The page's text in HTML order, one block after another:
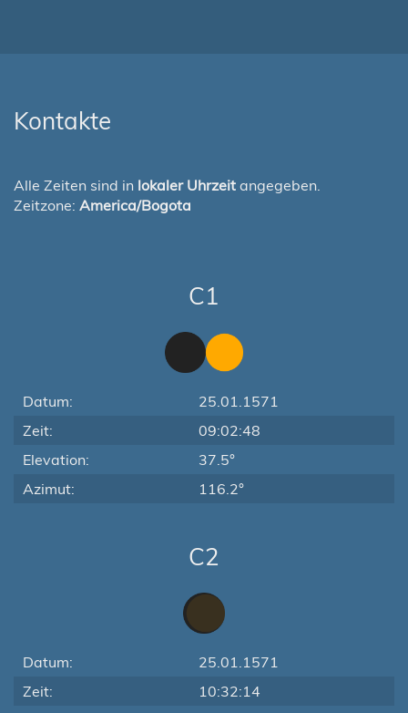
Kontakte
Alle Zeiten sind in lokaler Uhrzeit angegeben.
Zeitzone: America/Bogota
C1
Datum:
25.01.1571
Zeit:
09:02:48
Elevation:
37.5°
Azimut:
116.2°
C2
Datum:
25.01.1571
Zeit:
10:32:14